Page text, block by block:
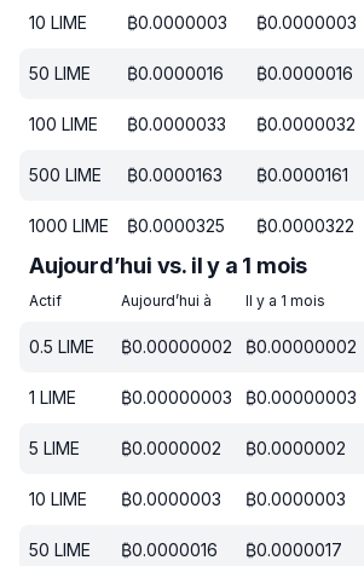
10 LIME ₿0.0000003 ₿0.0000003
50 LIME ₿0.0000016 ₿0.0000016
100 LIME ₿0.0000033 ₿0.0000032
500 LIME ₿0.0000163 ₿0.0000161
1000 LIME ₿0.0000325 ₿0.0000322
Aujourd’hui vs. il y a 1 mois
Actif Aujourd’hui à Il y a 1 mois
0.5 LIME ₿0.00000002 ₿0.00000002
1 LIME ₿0.00000003 ₿0.00000003
5 LIME ₿0.0000002 ₿0.0000002
10 LIME ₿0.0000003 ₿0.0000003
50 LIME ₿0.0000016 ₿0.0000017